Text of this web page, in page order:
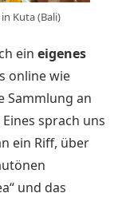
Kuta (Bali)
ein eigenes
online wie
Sammlung an
sprach uns
ein Riff, über
und das